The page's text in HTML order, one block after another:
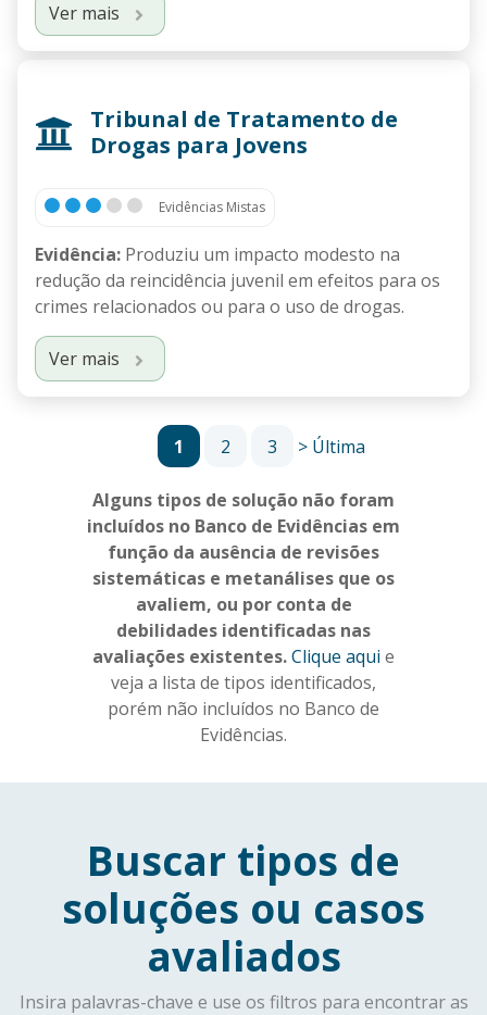
Ver mais
Tribunal de Tratamento de
Drogas para Jovens
Evidências Mistas
Evidência: Produziu um impacto modesto na
redução da reincidência juvenil em efeitos para os
crimes relacionados ou para o uso de drogas.
Ver mais
Current page
1 Página
2 Página
3 Next page
> Last page
Última
Alguns tipos de solução não foram
incluídos no Banco de Evidências em
função da ausência de revisões
sistemáticas e metanálises que os
avaliem, ou por conta de
debilidades identificadas nas
avaliações existentes.Clique aqui e
veja a lista de tipos identificados,
porém não incluídos no Banco de
Evidências.
Buscar tipos de
soluções ou casos
avaliados
Insira palavras-chave e use os filtros para encontrar as